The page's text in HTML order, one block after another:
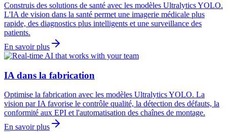
Construis des solutions de santé avec les modèles Ultralytics YOLO.
L'IA de vision dans la santé permet une imagerie médicale plus
rapide, des diagnostics plus intelligents et une surveillance des
patients.
En savoir plus
IA dans la fabrication
Optimise la fabrication avec les modèles Ultralytics YOLO. La
vision par IA favorise le contrôle qualité, la détection des défauts, la
conformité aux EPI et l'automatisation des chaînes de montage.
En savoir plus